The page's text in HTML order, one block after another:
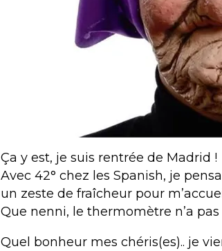
Ça y est, je suis rentrée de Madrid !
Avec 42° chez les Spanish, je
un zeste de fraîcheur pour
Que nenni, le thermomètre n’a pas
Quel bonheur mes chéris(es).. je